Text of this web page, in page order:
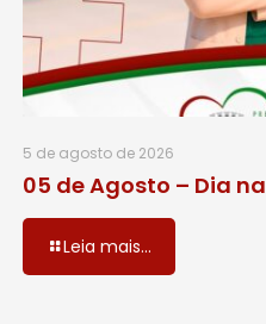
5 de agosto de 2026
05 de Agosto – Dia
Leia mais...